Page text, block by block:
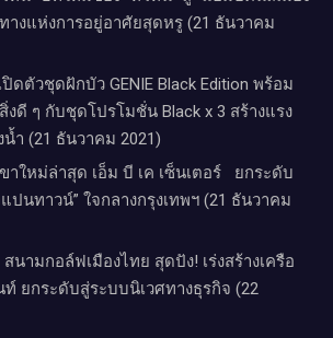
างแห่งการอยู่อาศัยสุดหรู (21 ธันวาคม
ดตัวชุดฝักบัว GENIE Black Edition พร้อม
ดี ๆ กับชุดโปรโมชั่น Black x 3 สร้างแรง
ำ (21 ธันวาคม 2021)
าใหม่ล่าสุด เอ็ม บี เค เซ็นเตอร์ ยกระดับ
ปนทาวน์” ใจกลางกรุงเทพฯ (21 ธันวาคม
สนามกอล์ฟเมืองไทย สุดปัง! เร่งสร้างเครือ
ยกระดับสู่ระบบนิเวศทางธุรกิจ (22